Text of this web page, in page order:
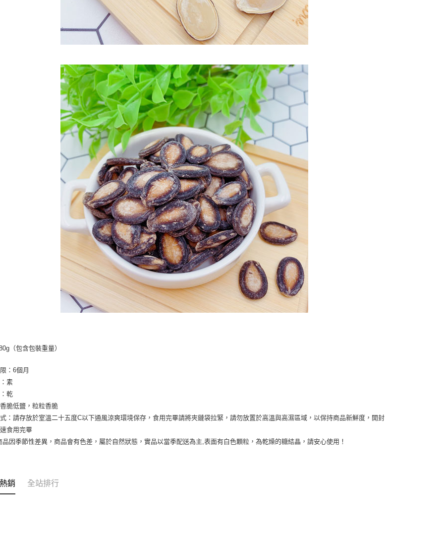
（包含包裝重量）
：6個月
素
乾
脆低鹽，粒粒香脆
：請存放於室溫二十五度C以下通風涼爽環境保存，食用完畢請將夾鏈袋拉緊，請勿放置於高溫與高濕區域，以保持商品新鮮度，開封
食用完畢
品因季節性差異，商品會有色差，屬於自然狀態，實品以當季配送為主,表面有白色顆粒，為乾燥的糖結晶，請安心使用！
銷 全站排行